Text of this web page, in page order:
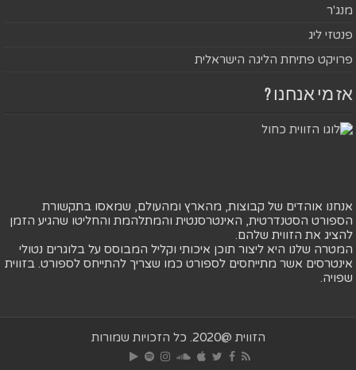
מנג'ר
פנטזי ליג
פרויקט פתיחת הליגה הישראלית
אז מי אנחנו ?
אנחנו אוהדים של קבוצות, מהארץ ומהעולם, שמאסו בתקשורת
הספורט הסטנדרטית, האינטרסנטית והמתלהמת והחליטו שהגיע הזמן
להציג את הזווית שלהם.
המטרה שלנו היא ליצור תוכן איכותי וקליל המבוסס על בלוגרים נטולי
אינטרסים אשר מתייחסים לספורט כמו שצריך להתייחס לספורט. בזווית
שפויה.
הזווית @2020. כל הזכויות שמורות